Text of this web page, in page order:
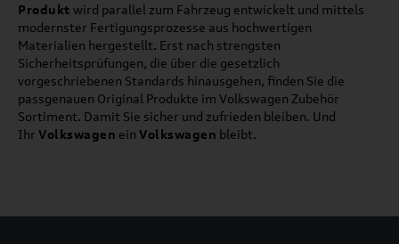
Produkt wird parallel zum Fahrzeug entwickelt und mittels
modernster Fertigungsprozesse aus hochwertigen
Materialien hergestellt. Erst nach strengsten
Sicherheitsprüfungen, die über die gesetzlich
vorgeschriebenen Standards hinausgehen, finden Sie die
passgenauen Original Produkte im Volkswagen Zubehör
Sortiment. Damit Sie sicher und zufrieden bleiben. Und
Ihr Volkswagen ein Volkswagen bleibt.